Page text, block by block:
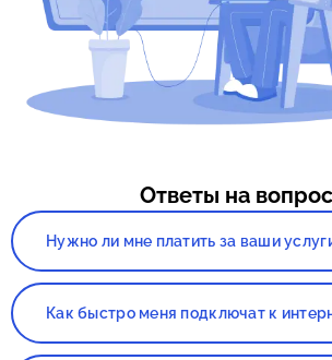
Ответы на
Нужно ли мне платить за ваши
Нет. Сервис, а так же консультация
Как быстро меня подключат к
Все зависит от нагруженности